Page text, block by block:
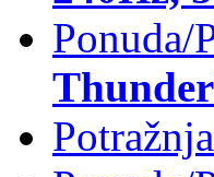
Ponuda/